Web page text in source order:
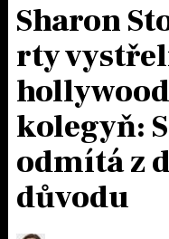
ČLÁNKY
AKTUÁLNĚ
HUDBA
ROZHOVORY
#NEBUDUDOMA
PODCASTY
JAK NALADIT
RÁDIO
APLIKACE
SOUTĚŽE
Sharon
rty
kolegyň:
odmítá z
důvodu